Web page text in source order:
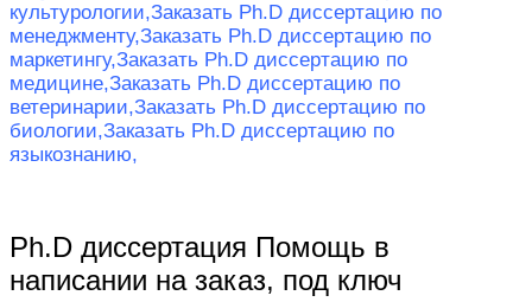
культурологии,Заказать Ph.D диссертацию по
менеджменту,Заказать Ph.D диссертацию по
маркетингу,Заказать Ph.D диссертацию по
медицине,Заказать Ph.D диссертацию по
ветеринарии,Заказать Ph.D диссертацию по
биологии,Заказать Ph.D диссертацию по
языкознанию,
Ph.D диссертация Помощь в
написании на заказ, под ключ